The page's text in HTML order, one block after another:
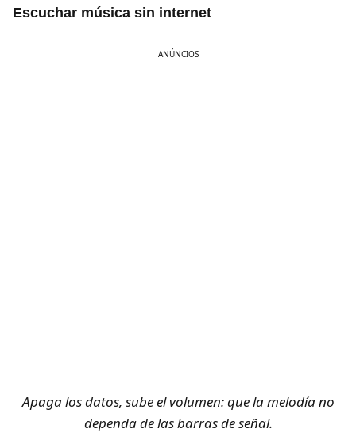
Escuchar música sin internet
ANÚNCIOS
Apaga los datos, sube el volumen: que la melodía no
dependa de las barras de señal.